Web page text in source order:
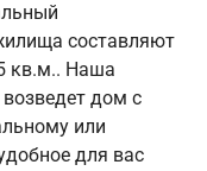
составляют
кв.м.. Наша
дом с
или
для вас